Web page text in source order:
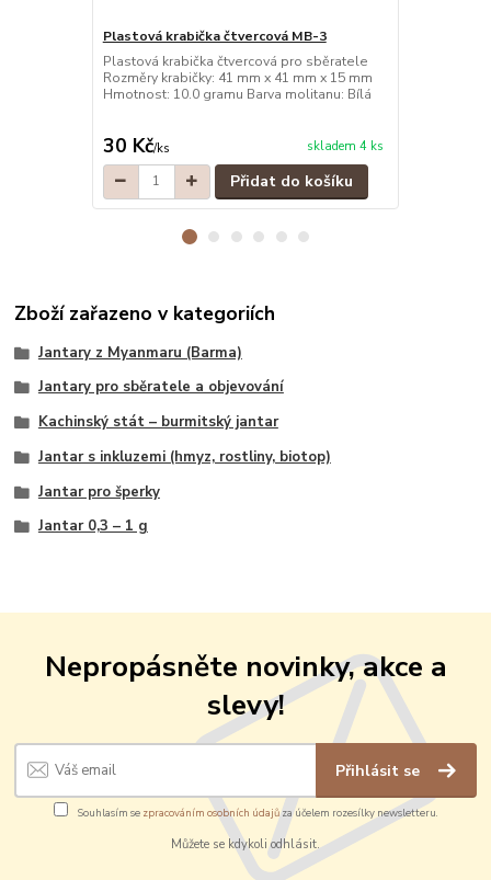
Plastová krabička čtvercová MB-3
Plastová krabička čtvercová pro sběratele
Rozměry krabičky: 41 mm x 41 mm x 15 mm
Hmotnost: 10.0 gramu Barva molitanu: Bílá
30 Kč/ks skladem 4 ks
Přidat do košíku
Zboží zařazeno v kategoriích
Jantary z Myanmaru (Barma)
Jantary pro sběratele a objevování
Kachinský stát – burmitský jantar
Jantar s inkluzemi (hmyz, rostliny, biotop)
Jantar pro šperky
Jantar 0,3 – 1 g
Nepropásněte novinky, akce a
slevy!
Přihlásit se
Souhlasím se zpracováním osobních údajůza účelem rozesílky newsletteru.
Můžete se kdykoli odhlásit.